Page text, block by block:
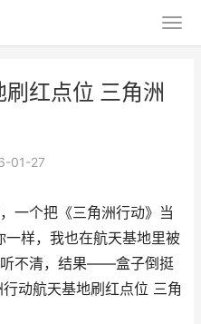
红点位 三角洲
01-27
一个把《三角洲行动》当
一样，我也在航天基地里被
不清，结果——盒子倒挺
动航天基地刷红点位 三角